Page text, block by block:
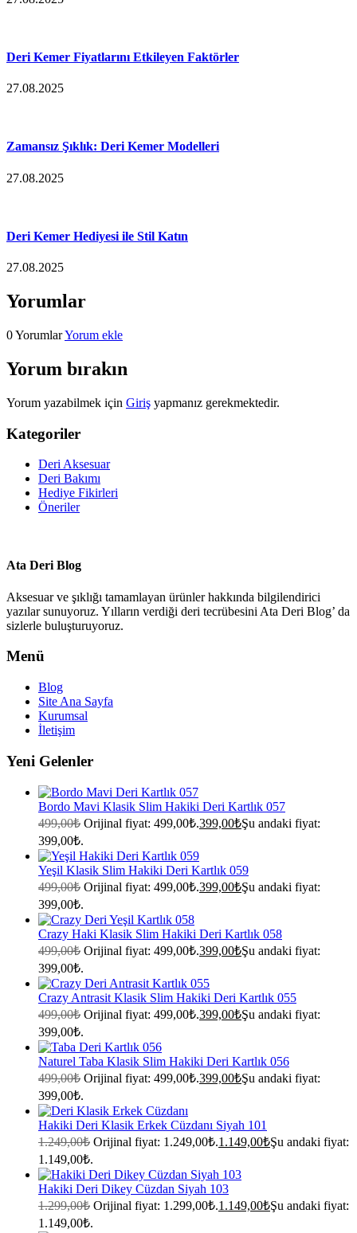
Deri Kemer Fiyatlarını Etkileyen Faktörler
27.08.2025
Zamansız Şıklık: Deri Kemer Modelleri
27.08.2025
Deri Kemer Hediyesi ile Stil Katın
27.08.2025
Yorumlar
0 YorumlarYorum ekle
Yorum bırakın
Yorum yazabilmek için Giriş yapmanız gerekmektedir.
Kategoriler
Deri Aksesuar
Deri Bakımı
Hediye Fikirleri
Öneriler
Ata Deri Blog
Aksesuar ve şıklığı tamamlayan ürünler hakkında bilgilendirici
yazılar sunuyoruz. Yılların verdiği deri tecrübesini Ata Deri Blog’ da
sizlerle buluşturuyoruz.
Menü
Blog
Site Ana Sayfa
Kurumsal
İletişim
Yeni Gelenler
Bordo Mavi Klasik Slim Hakiki Deri Kartlık 057
499,00₺ Orijinal fiyat: 499,00₺.399,00₺Şu andaki fiyat:
399,00₺.
Yeşil Klasik Slim Hakiki Deri Kartlık 059
499,00₺ Orijinal fiyat: 499,00₺.399,00₺Şu andaki fiyat:
399,00₺.
Crazy Haki Klasik Slim Hakiki Deri Kartlık 058
499,00₺ Orijinal fiyat: 499,00₺.399,00₺Şu andaki fiyat:
399,00₺.
Crazy Antrasit Klasik Slim Hakiki Deri Kartlık 055
499,00₺ Orijinal fiyat: 499,00₺.399,00₺Şu andaki fiyat:
399,00₺.
Naturel Taba Klasik Slim Hakiki Deri Kartlık 056
499,00₺ Orijinal fiyat: 499,00₺.399,00₺Şu andaki fiyat:
399,00₺.
Hakiki Deri Klasik Erkek Cüzdanı Siyah 101
1.249,00₺ Orijinal fiyat: 1.249,00₺.1.149,00₺Şu andaki fiyat:
1.149,00₺.
Hakiki Deri Dikey Cüzdan Siyah 103
1.299,00₺ Orijinal fiyat: 1.299,00₺.1.149,00₺Şu andaki fiyat:
1.149,00₺.